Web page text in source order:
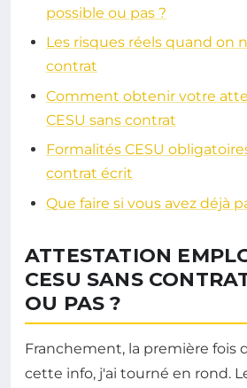
possible ou pas ?
Les risques réels quand on
contrat
Comment obtenir votre
CESU sans contrat
Formalités CESU
contrat écrit
Que faire si vous avez déjà
ATTESTATION
CESU SANS
OU PAS ?
Franchement, la première fois
cette info, j'ai tourné en rond.